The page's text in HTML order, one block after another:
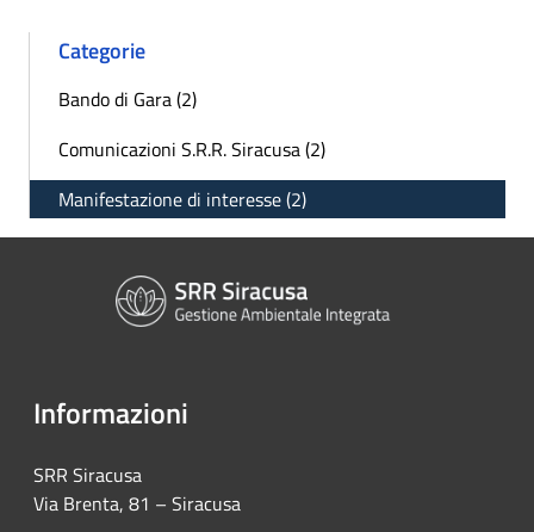
Categorie
Bando di Gara (2)
Comunicazioni S.R.R. Siracusa (2)
Manifestazione di interesse (2)
Informazioni
SRR Siracusa
Via Brenta, 81 – Siracusa